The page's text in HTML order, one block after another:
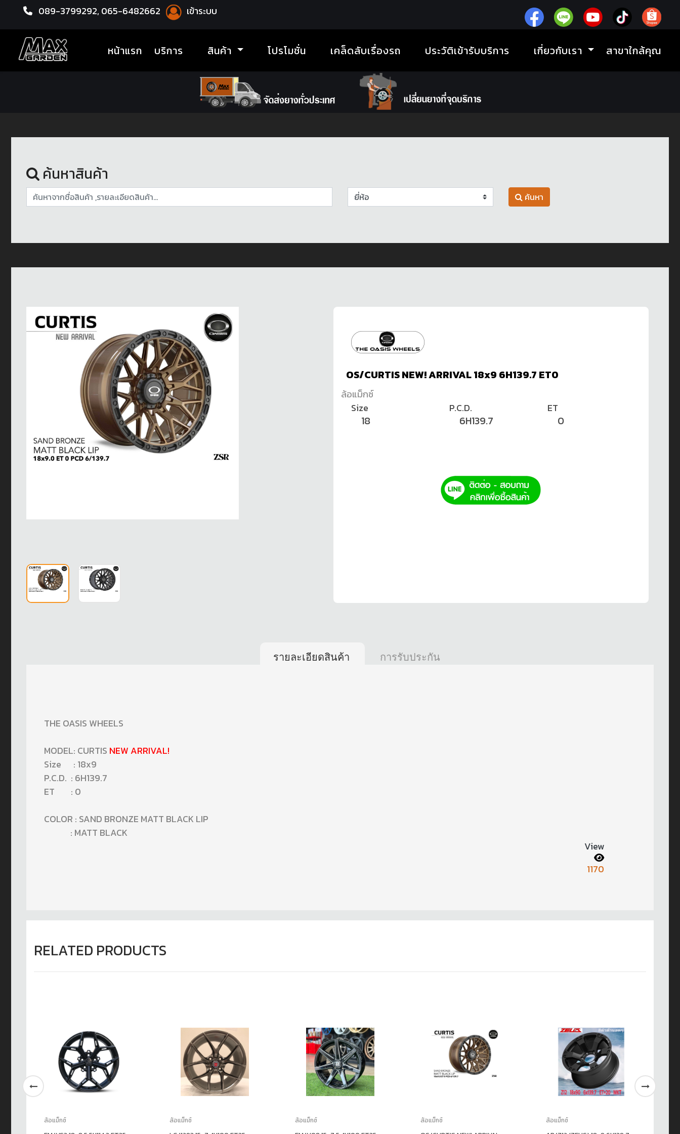
089-3799292, 065-6482662 เข้าระบบ
หน้าแรก(current)
บริการ สินค้า โปรโมชั่น เคล็ดลับเรื่องรถ ประวัติเข้ารับบริการ เกี่ยวกับเรา สาขาใกล้คุณ
หน้าแรก ล้อแม็กซ์
ค้นหาสินค้า
ค้นหา
OS/CURTIS NEW! ARRIVAL 18x9 6H139.7 ET0
ล้อแม็กซ์
Size
18
P.C.D.
6H139.7
ET
0
รายละเอียดสินค้า การรับประกัน
THE OASIS WHEELS
MODEL: CURTIS NEW ARRIVAL!
Size : 18x9
P.C.D. : 6H139.7
ET : 0
COLOR : SAND BRONZE MATT BLACK LIP
: MATT BLACK
View
1170
RELATED PRODUCTS
ล้อแม็กซ์ ล้อแม็กซ์ ล้อแม็กซ์ ล้อแม็กซ์ ล้อแม็กซ์